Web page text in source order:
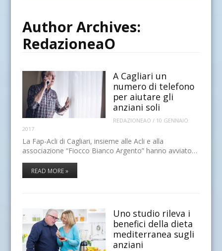
Author Archives:
RedazioneaO
A Cagliari un
numero di telefono
per aiutare gli
anziani soli
REDAZIONEAO / 10 GENNAIO
2017
La Fap-Acli di Cagliari, insieme alle Acli e alla
associazione “Fiocco Bianco Argento” hanno avviato…
READ MORE »
Uno studio rileva i
benefici della dieta
mediterranea sugli
anziani